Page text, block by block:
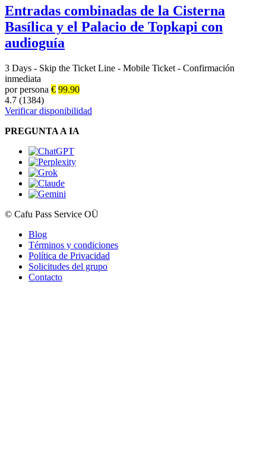
Entradas combinadas de la Cisterna
Basílica y el Palacio de Topkapi con
audioguía
3 Days - Skip the Ticket Line - Mobile Ticket - Confirmación
inmediata
por persona € 99.90
4.7 (1384)
Verificar disponibilidad
PREGUNTA A IA
© Cafu Pass Service OÜ
Blog
Términos y condiciones
Política de Privacidad
Solicitudes del grupo
Contacto